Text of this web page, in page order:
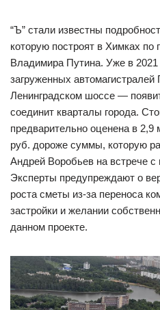
“Ъ” стали известны
которую построят в Химках по
Владимира Путина. Уже в 2021
загруженных
Ленинградском шоссе —
соединит кварталы города.
предварительно оценена в
руб. дороже суммы, которую
Андрей Воробьев на встрече с
Эксперты предупреждают о
роста сметы из-за переноса
застройки и желании
данном проекте.